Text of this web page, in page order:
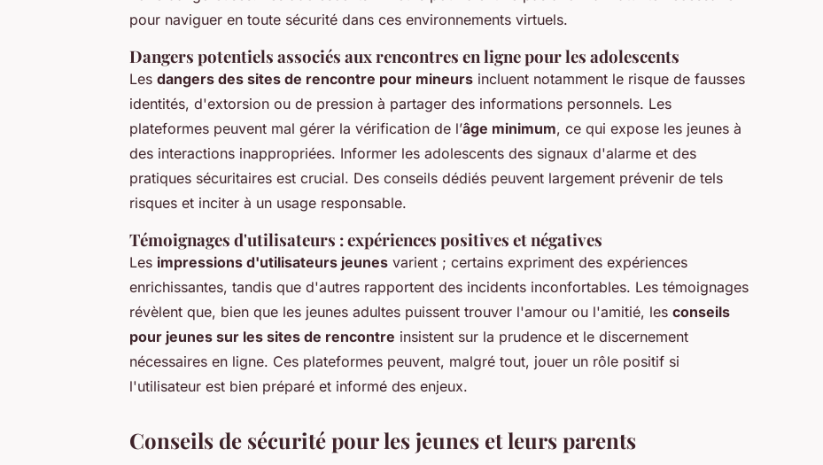
pour naviguer en toute sécurité dans ces environnements virtuels.
Dangers potentiels associés aux rencontres en ligne pour les adolescents
Les dangers des sites de rencontre pour mineurs incluent notamment le risque de fausses
identités, d'extorsion ou de pression à partager des informations personnels. Les
plateformes peuvent mal gérer la vérification de l’âge minimum, ce qui expose les jeunes à
des interactions inappropriées. Informer les adolescents des signaux d'alarme et des
pratiques sécuritaires est crucial. Des conseils dédiés peuvent largement prévenir de tels
risques et inciter à un usage responsable.
Témoignages d'utilisateurs : expériences positives et négatives
Les impressions d'utilisateurs jeunes varient ; certains expriment des expériences
enrichissantes, tandis que d'autres rapportent des incidents inconfortables. Les témoignages
révèlent que, bien que les jeunes adultes puissent trouver l'amour ou l'amitié, les conseils
pour jeunes sur les sites de rencontre insistent sur la prudence et le discernement
nécessaires en ligne. Ces plateformes peuvent, malgré tout, jouer un rôle positif si
l'utilisateur est bien préparé et informé des enjeux.
Conseils de sécurité pour les jeunes et leurs parents